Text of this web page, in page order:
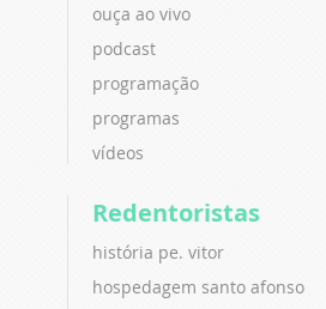
ouça ao vivo
podcast
programação
programas
vídeos
Redentoristas
história pe. vitor
hospedagem santo afonso